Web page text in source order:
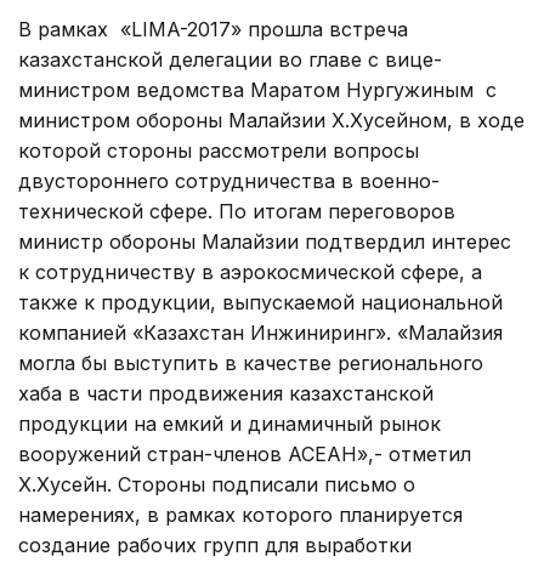
В рамках «LIMA-2017» прошла встреча
казахстанской делегации во главе с вице-
министром ведомства Маратом Нургужиным с
министром обороны Малайзии Х.Хусейном, в ходе
которой стороны рассмотрели вопросы
двустороннего сотрудничества в военно-
технической сфере. По итогам переговоров
министр обороны Малайзии подтвердил интерес
к сотрудничеству в аэрокосмической сфере, а
также к продукции, выпускаемой национальной
компанией «Казахстан Инжиниринг». «Малайзия
могла бы выступить в качестве регионального
хаба в части продвижения казахстанской
продукции на емкий и динамичный рынок
вооружений стран-членов АСЕАН»,- отметил
Х.Хусейн. Стороны подписали письмо о
намерениях, в рамках которого планируется
создание рабочих групп для выработки